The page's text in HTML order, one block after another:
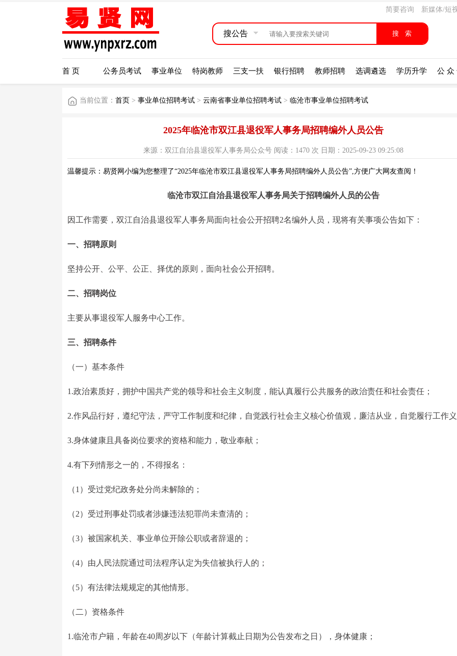
简要咨询 新媒体/短
搜公告
首 页 公务员考试 事业单位 特岗教师 三支一扶 银行招聘 教师招聘 选调遴选 学历升学 公 众
当前位置： 首页 > 事业单位招聘考试 > 云南省事业单位招聘考试 > 临沧市事业单位招聘考试
2025年临沧市双江县退役军人事务局招聘编外人员公告
来源：双江自治县退役军人事务局公众号 阅读：1470 次 日期：2025-09-23 09:25:08
温馨提示：易贤网小编为您整理了“2025年临沧市双江县退役军人事务局招聘编外人员公告”,方便广大网友查阅！
临沧市双江自治县退役军人事务局关于招聘编外人员的公告
因工作需要，双江自治县退役军人事务局面向社会公开招聘2名编外人员，现将有关事项公告如下：
一、招聘原则
坚持公开、公平、公正、择优的原则，面向社会公开招聘。
二、招聘岗位
主要从事退役军人服务中心工作。
三、招聘条件
（一）基本条件
1.政治素质好，拥护中国共产党的领导和社会主义制度，能认真履行公共服务的政治责任和社会责任；
2.作风品行好，遵纪守法，严守工作制度和纪律，自觉践行社会主义核心价值观，廉洁从业，自觉履行工作
3.身体健康且具备岗位要求的资格和能力，敬业奉献；
4.有下列情形之一的，不得报名：
（1）受过党纪政务处分尚未解除的；
（2）受过刑事处罚或者涉嫌违法犯罪尚未查清的；
（3）被国家机关、事业单位开除公职或者辞退的；
（4）由人民法院通过司法程序认定为失信被执行人的；
（5）有法律法规规定的其他情形。
（二）资格条件
1.临沧市户籍，年龄在40周岁以下（年龄计算截止日期为公告发布之日），身体健康；